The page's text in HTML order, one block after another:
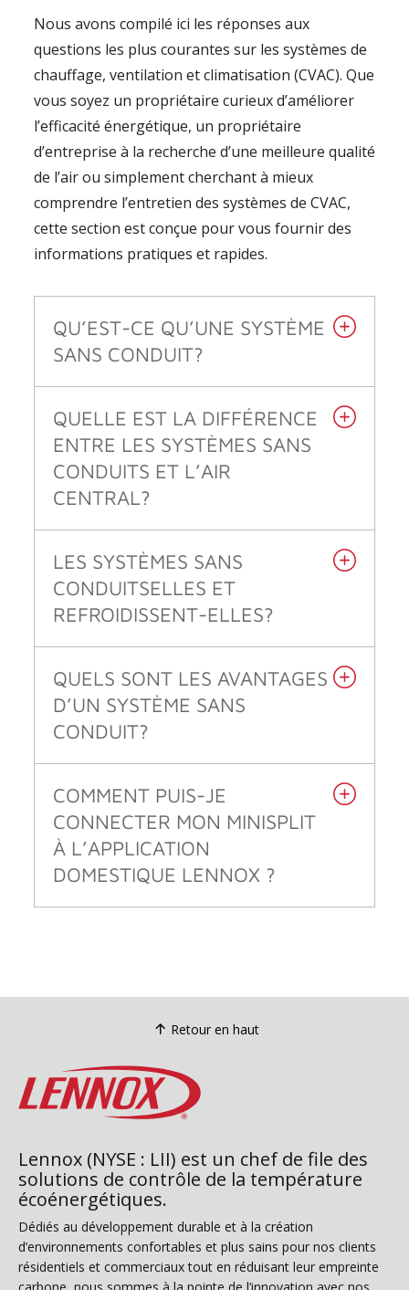
Nous avons compilé ici les réponses aux
questions les plus courantes sur les systèmes de
chauffage, ventilation et climatisation (CVAC). Que
vous soyez un propriétaire curieux d’améliorer
l’efficacité énergétique, un propriétaire
d’entreprise à la recherche d’une meilleure qualité
de l’air ou simplement cherchant à mieux
comprendre l’entretien des systèmes de CVAC,
cette section est conçue pour vous fournir des
informations pratiques et rapides.
QU’EST-CE QU’UNE SYSTÈME
SANS CONDUIT?
QUELLE EST LA DIFFÉRENCE
ENTRE LES SYSTÈMES SANS
CONDUITS ET L’AIR
CENTRAL?
LES SYSTÈMES SANS
CONDUITSELLES ET
REFROIDISSENT-ELLES?
QUELS SONT LES AVANTAGES
D’UN SYSTÈME SANS
CONDUIT?
COMMENT PUIS-JE
CONNECTER MON MINISPLIT
À L’APPLICATION
DOMESTIQUE LENNOX ?
Retour en haut
Lennox (NYSE : LII) est un chef de file des
solutions de contrôle de la température
écoénergétiques.
Dédiés au développement durable et à la création
d’environnements confortables et plus sains pour nos clients
résidentiels et commerciaux tout en réduisant leur empreinte